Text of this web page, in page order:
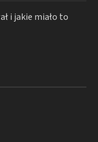
i jakie miało to